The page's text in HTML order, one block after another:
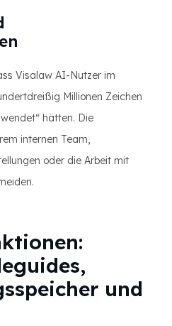
Visalaw AI-Nutzer im
Millionen Zeichen
hätten. Die
internen Team,
oder die Arbeit mit
und